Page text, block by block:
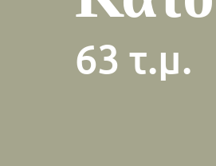
63 τ.μ.